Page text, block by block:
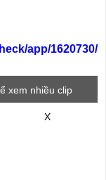
app/1620730/
xem nhiều clip
X